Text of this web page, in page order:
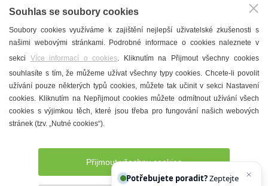
T. G. Masaryk
Mandloně
Ubytování
Restaurace
Městské muzeum a galerie
Denní meníčka
Souhlas se soubory cookies
Soubory cookies využíváme k zajištění nejlepší uživatelské zkušenosti s
našimi webovými stránkami. Podrobné informace o cookies naleznete v
sekci Více informací o cookies. Kliknutím na Přijmout všechny cookies
souhlasíte s tím, že můžeme užívat všechny typy cookies. Chcete-li povolit
užívání pouze některých typů cookies, můžete tak učinit v sekci Nastavení
cookies. Kliknutím na Nepřijmout cookies můžete odmítnout užívání všech
cookies s výjimkou těch, které jsou třeba pro fungování našich webových
stránek (tzv. „Nutné cookies“).
Přijmout všechny cookies
Potřebujete poradit?Zeptejte se našeho asi